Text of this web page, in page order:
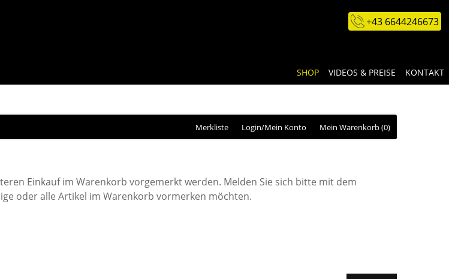
+43 6644246673
SHOP VIDEOS & PREISE KONTAKT
Mein Warenkorb(0)
Login/Mein Konto
Merkliste
Einkauf im Warenkorb vorgemerkt werden. Melden Sie sich bitte mit dem
oder alle Artikel im Warenkorb vormerken möchten.